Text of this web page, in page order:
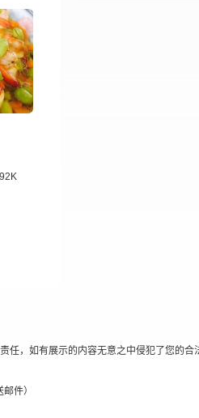
，如有展示的内容无意之中侵犯了您的合
件）